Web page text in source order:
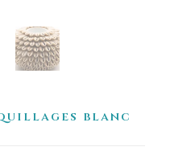
blanc